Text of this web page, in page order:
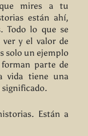
mires a tu
están ahí,
Todo lo que se
ver y el valor de
solo un ejemplo
parte de
vida tiene una
Están a